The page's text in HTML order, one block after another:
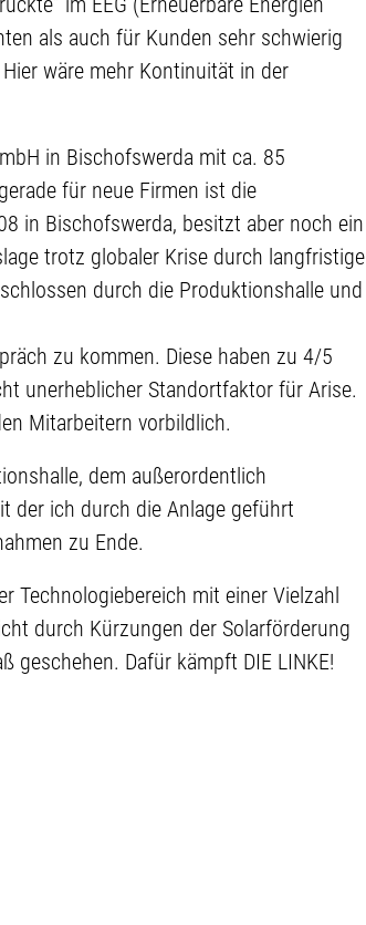
als auch für Kunden sehr schwierig
wäre mehr Kontinuität in der
in Bischofswerda mit ca. 85
für neue Firmen ist die
in Bischofswerda, besitzt aber noch ein
trotz globaler Krise durch langfristige
durch die Produktionshalle und
zu kommen. Diese haben zu 4/5
unerheblicher Standortfaktor für Arise.
Mitarbeitern vorbildlich.
dem außerordentlich
der ich durch die Anlage geführt
zu Ende.
Technologiebereich mit einer Vielzahl
durch Kürzungen der Solarförderung
geschehen. Dafür kämpft DIE LINKE!